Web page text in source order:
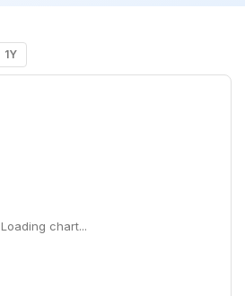
1Y
Loading chart...